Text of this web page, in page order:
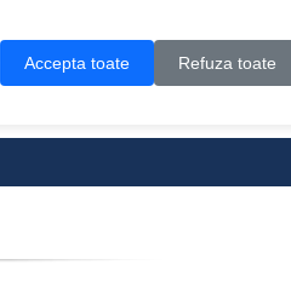
Accepta toate Refuza toate